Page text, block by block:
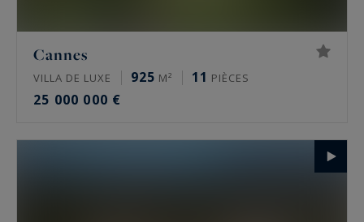
Cannes
VILLA DE LUXE 925 M² 11 PIÈCES
25 000 000 €